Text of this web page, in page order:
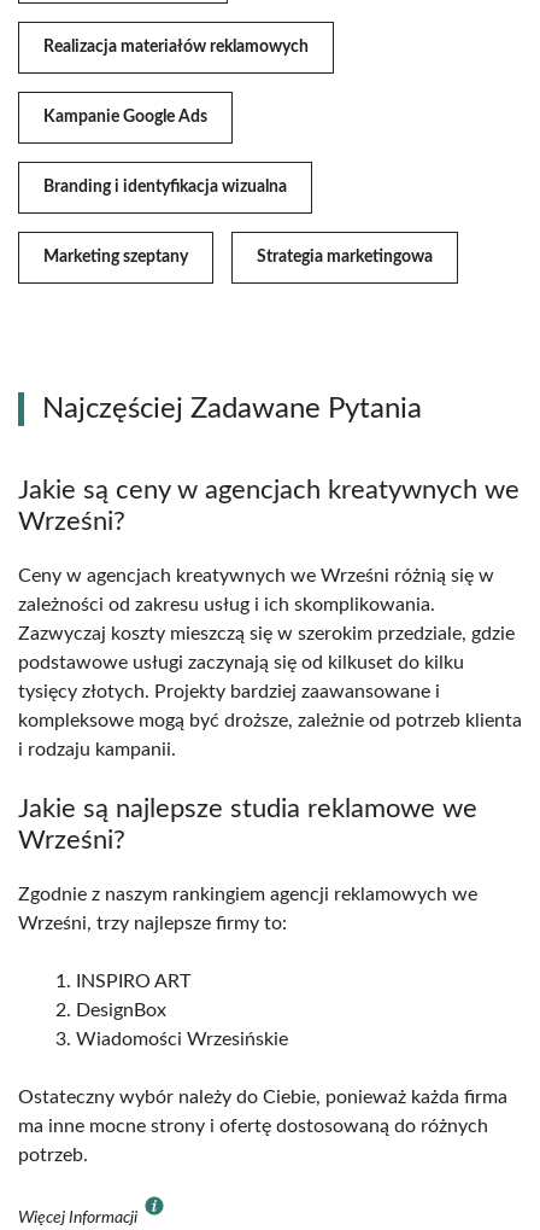
Realizacja materiałów reklamowych
Kampanie Google Ads
Branding i identyfikacja wizualna
Marketing szeptany Strategia marketingowa
Najczęściej Zadawane Pytania
Jakie są ceny w agencjach kreatywnych we
Wrześni?
Ceny w agencjach kreatywnych we Wrześni różnią się w
zależności od zakresu usług i ich skomplikowania.
Zazwyczaj koszty mieszczą się w szerokim przedziale, gdzie
podstawowe usługi zaczynają się od kilkuset do kilku
tysięcy złotych. Projekty bardziej zaawansowane i
kompleksowe mogą być droższe, zależnie od potrzeb klienta
i rodzaju kampanii.
Jakie są najlepsze studia reklamowe we
Wrześni?
Zgodnie z naszym rankingiem agencji reklamowych we
Wrześni, trzy najlepsze firmy to:
INSPIRO ART
DesignBox
Wiadomości Wrzesińskie
Ostateczny wybór należy do Ciebie, ponieważ każda firma
ma inne mocne strony i ofertę dostosowaną do różnych
potrzeb.
Więcej Informacji